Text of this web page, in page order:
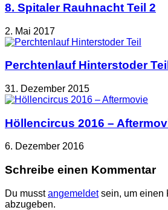
8. Spitaler Rauhnacht Teil 2
2. Mai 2017
Perchtenlauf Hinterstoder
31. Dezember 2015
Höllencircus 2016 –
6. Dezember 2016
Schreibe einen Kommentar
Du musstangemeldetsein, um einen
abzugeben.